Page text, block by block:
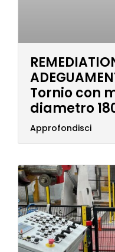
Tornio con
diametro
Approfondisci